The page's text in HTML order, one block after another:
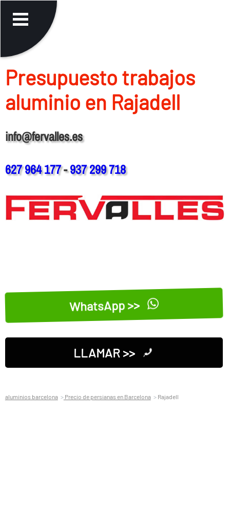
Presupuesto trabajos
aluminio en Rajadell
info@fervalles.es
627 964 177-937 299 718
WhatsApp >>
LLAMAR >>
aluminios barcelona Precio de persianas en Barcelona Rajadell